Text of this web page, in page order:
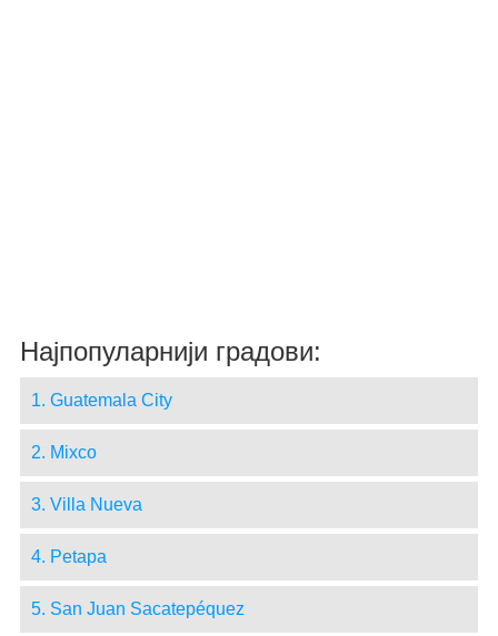
Најпопуларнији градови:
1. Guatemala City
2. Mixco
3. Villa Nueva
4. Petapa
5. San Juan Sacatepéquez